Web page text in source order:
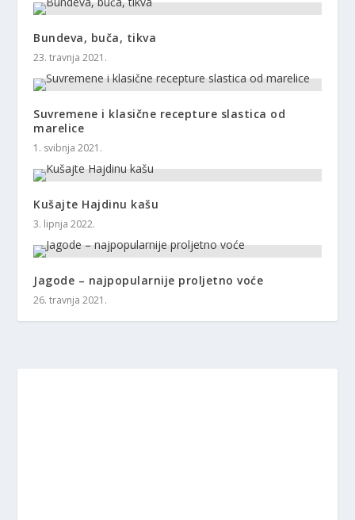
Bundeva, buča, tikva
23. travnja 2021.
Suvremene i klasične recepture slastica od
marelice
1. svibnja 2021.
Kušajte Hajdinu kašu
3. lipnja 2022.
Jagode – najpopularnije proljetno voće
26. travnja 2021.